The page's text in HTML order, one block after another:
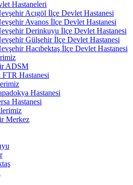
Hastaneleri
Acıgöl İlçe Devlet Hastanesi
Avanos İlçe Devlet Hastanesi
Derinkuyu İlçe Devlet Hastanesi
Gülşehir İlçe Devlet Hastanesi
Hacıbektaş İlçe Devlet Hastanesi
ADSM
FTR Hastanesi
Hastanesi
Hastanesi
Merkez